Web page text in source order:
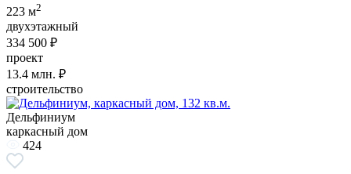
223 м2
двухэтажный
334 500 ₽
проект
13.4 млн. ₽
строительство
Дельфиниум
каркасный дом
424